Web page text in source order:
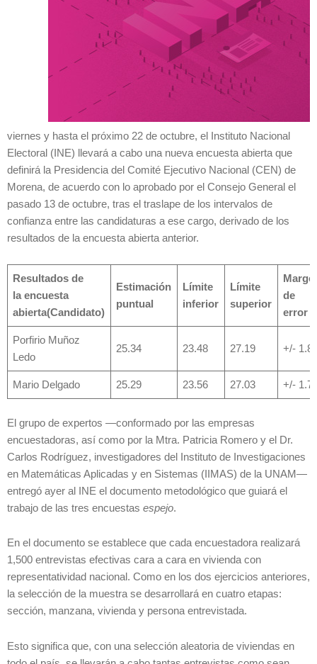
viernes y hasta el próximo 22 de octubre, el Instituto Nacional
Electoral (INE) llevará a cabo una nueva encuesta abierta que
definirá la Presidencia del Comité Ejecutivo Nacional (CEN) de
Morena, de acuerdo con lo aprobado por el Consejo General el
pasado 13 de octubre, tras el traslape de los intervalos de
confianza entre las candidaturas a ese cargo, derivado de los
resultados de la encuesta abierta anterior.
Resultados de
laencuesta
abierta(Candidato)
Estimación
puntual
Límite
inferior
Límite
superior
de
error
Porfirio Muñoz
Ledo
25.34 23.48 27.19 +/-
Mario Delgado 25.29 23.56 27.03 +/-
El grupo de expertos —conformado por las empresas
encuestadoras, así como por la Mtra. Patricia Romero y el Dr.
Carlos Rodríguez, investigadores del Instituto de Investigaciones
en Matemáticas Aplicadas y en Sistemas (IIMAS) de la UNAM—
entregó ayer al INE el documento metodológico que guiará el
trabajo de las tres encuestas espejo.
En el documento se establece que cada encuestadora realizará
1,500 entrevistas efectivas cara a cara en vivienda con
representatividad nacional. Como en los dos ejercicios anteriores,
la selección de la muestra se desarrollará en cuatro etapas:
sección, manzana, vivienda y persona entrevistada.
Esto significa que, con una selección aleatoria de viviendas en